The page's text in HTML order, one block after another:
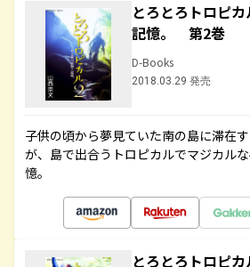
とろとろトロピ
記憶。 第2巻
D-Books
2018.03.29 発売
子供の頃から夢見ていた南の島に滞在
が、島で出合うトロピカルでマジカル
憶。
とろとろトロピ